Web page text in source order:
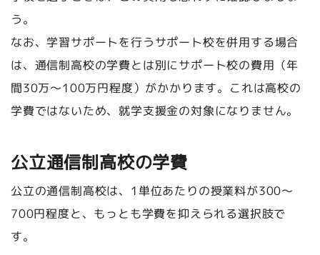
う。
なお、学習サポートを行うサポート校を併用する場合
は、通信制高校の学費とは別にサポート校の費用（年
間30万〜100万円程度）がかかります。これは高校の
学費ではないため、就学支援金の対象になりません。
公立通信制高校の学費
公立の通信制高校は、1単位あたりの授業料が300〜
700円程度と、もっとも学費を抑えられる選択肢で
す。